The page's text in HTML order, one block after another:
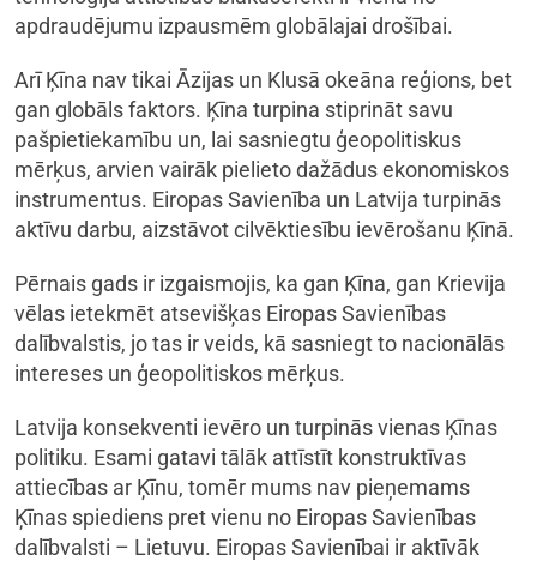
apdraudējumu izpausmēm globālajai drošībai.
Arī Ķīna nav tikai Āzijas un Klusā okeāna reģions, bet
gan globāls faktors. Ķīna turpina stiprināt savu
pašpietiekamību un, lai sasniegtu ģeopolitiskus
mērķus, arvien vairāk pielieto dažādus ekonomiskos
instrumentus. Eiropas Savienība un Latvija turpinās
aktīvu darbu, aizstāvot cilvēktiesību ievērošanu Ķīnā.
Pērnais gads ir izgaismojis, ka gan Ķīna, gan Krievija
vēlas ietekmēt atsevišķas Eiropas Savienības
dalībvalstis, jo tas ir veids, kā sasniegt to nacionālās
intereses un ģeopolitiskos mērķus.
Latvija konsekventi ievēro un turpinās vienas Ķīnas
politiku. Esami gatavi tālāk attīstīt konstruktīvas
attiecības ar Ķīnu, tomēr mums nav pieņemams
Ķīnas spiediens pret vienu no Eiropas Savienības
dalībvalsti – Lietuvu. Eiropas Savienībai ir aktīvāk